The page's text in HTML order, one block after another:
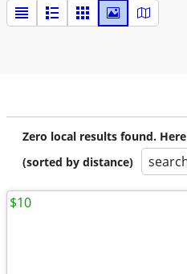
Zero local results found.
(sorted by distance)
$10